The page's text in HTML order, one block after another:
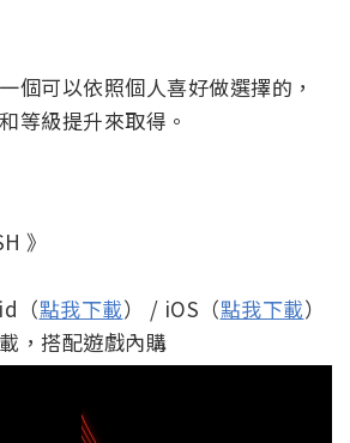
個可以依照個人喜好做選擇的，
等級提升來取得。
》
（點我下載） / iOS（點我下載）
，搭配遊戲內購